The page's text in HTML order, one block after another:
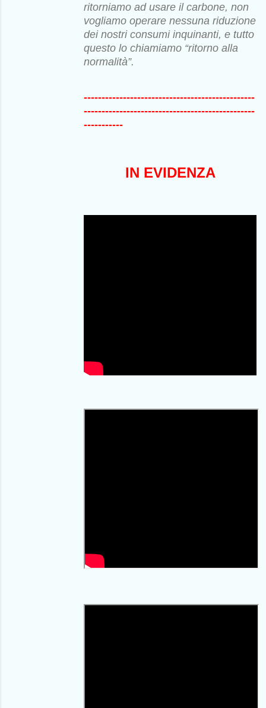
ritorniamo ad usare il carbone, non
vogliamo operare nessuna riduzione
dei nostri consumi inquinanti, e tutto
questo lo chiamiamo “ritorno alla
normalità”.
------------------------------------------------
------------------------------------------------
-----------
IN EVIDENZA